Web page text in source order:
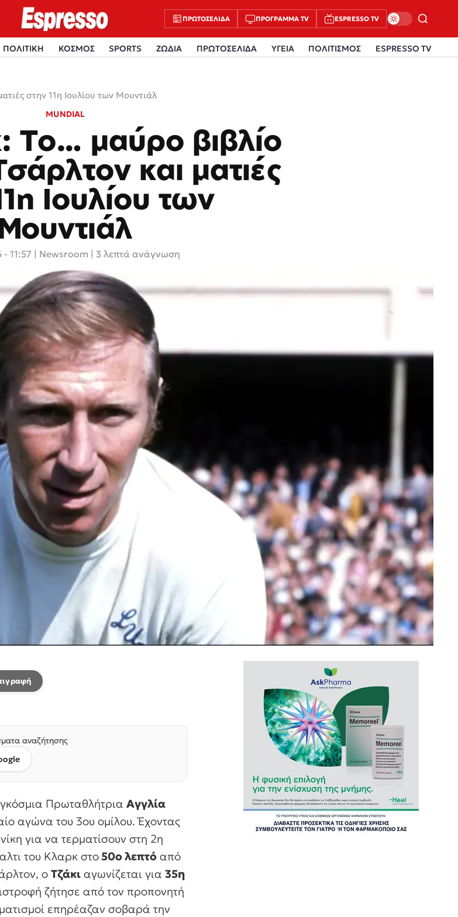
ΠΡΩΤΟΣΈΛΙΔΑ ΠΡΌΓΡΑΜΜΑ TV ESPRESSO TV
ΠΟΛΙΤΙΚΗ ΚΟΣΜΟΣ SPORTS ΖΩΔΙΑ ΠΡΩΤΟΣΕΛΙΔΑ ΥΓΕΙΑ ΠΟΛΙΤΙΣΜΟΣ ESPRESSO TV
στην 11η Ιουλίου των Μουντιάλ
MUNDIAL
Το… μαύρο βιβλίο
και ματιές
Ιουλίου των
11:57 Newsroom | 3 λεπτά ανάγνωση
αναζήτησης
Πρωταθλήτρια Αγγλία
αγώνα του 3ου ομίλου. Έχοντας
για να τερματίσουν στη 2η
του Κλαρκ στο50ο λεπτό από
ο Τζάκι αγωνίζεται για 35η
ζήτησε από τον προπονητή
επηρέαζαν σοβαρά την